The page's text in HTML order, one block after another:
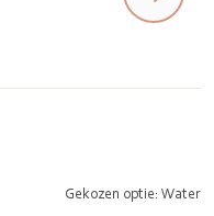
Gekozen optie: Water